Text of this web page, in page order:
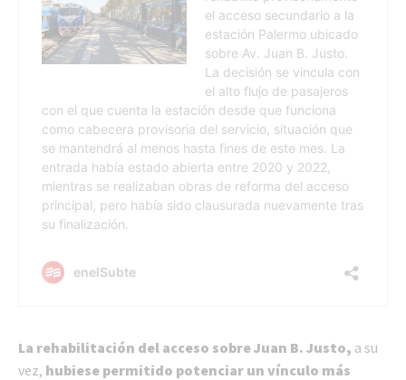
La rehabilitación del acceso sobre Juan B. Justo, a su
vez, hubiese permitido potenciar un vínculo más